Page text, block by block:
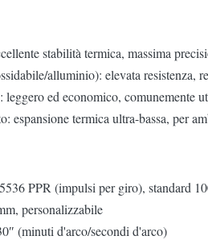
stabilità termica, massima
alluminio): elevata resistenza,
ed economico, comunemente
espansione termica ultra-bassa, per
PPR (impulsi per giro), standard
personalizzabile
(minuti d'arco/secondi d'arco)